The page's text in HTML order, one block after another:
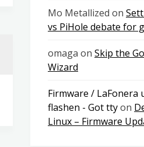
Mo Metallized on
vs PiHole debate for
omaga on Skip the
Wizard
Firmware / LaFonera
flashen - Got ttyon
Linux – Firmware